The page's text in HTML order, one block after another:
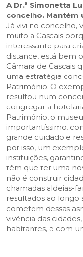
A Dr.ª Simonetta
concelho. Mantém
Já vivi no concelho,
muito a Cascais
interessante para
distance, está bem
Câmara de Cascais
uma estratégia
Património. O
resultou num
congregar a
Património, o
importantíssimo,
grande cuidado e
por isso, um
instituições,
têm que ter uma
não é construir
chamadas aldeias-
resultados ao longo
cometem dessas
vivência das
habitantes, e com